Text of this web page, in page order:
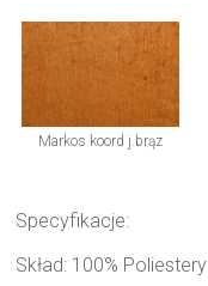
Markos koord j.brąz
Specyfikacje:
Skład: 100% Poliestery